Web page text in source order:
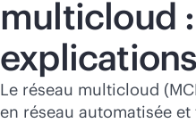
multicloud :
explications
Le réseau multicloud
en réseau automatisée